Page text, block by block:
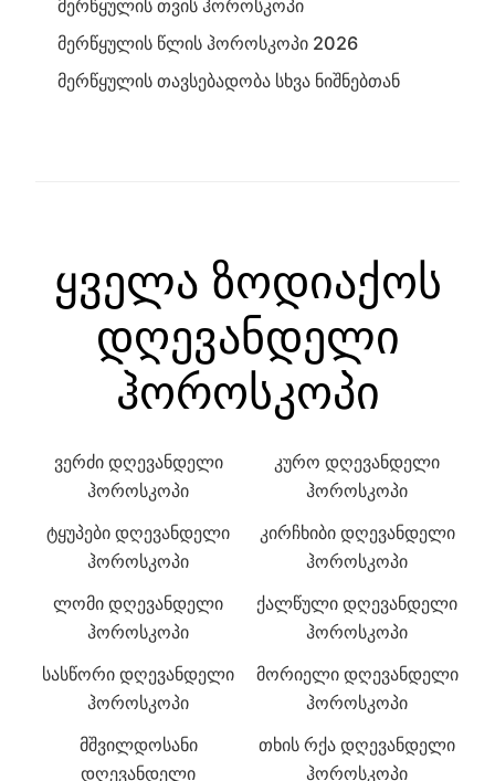
მერწყულის თვის ჰოროსკოპი
მერწყულის წლის ჰოროსკოპი 2026
მერწყულის თავსებადობა სხვა ნიშნებთან
ყველა ზოდიაქოს
დღევანდელი
ჰოროსკოპი
ვერძი დღევანდელი
ჰოროსკოპი
კურო დღევანდელი
ჰოროსკოპი
ტყუპები დღევანდელი
ჰოროსკოპი
კირჩხიბი დღევანდელი
ჰოროსკოპი
ლომი დღევანდელი
ჰოროსკოპი
ქალწული დღევანდელი
ჰოროსკოპი
სასწორი დღევანდელი
ჰოროსკოპი
მორიელი დღევანდელი
ჰოროსკოპი
მშვილდოსანი
დღევანდელი
თხის რქა დღევანდელი
ჰოროსკოპი